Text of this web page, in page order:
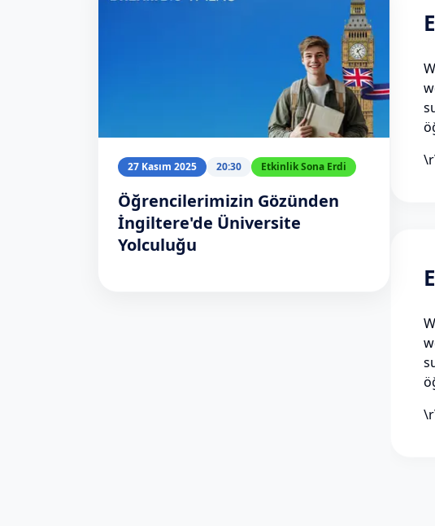
27 Kasım 2025 20:30 Etkinlik Sona Erdi
Öğrencilerimizin Gözünden
İngiltere'de Üniversite
Yolculuğu